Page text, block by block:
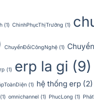
(1) ChinhPhụcThịTrường (1)
ChuyểnĐổiCôngNghệ (1)
(1) erp la gi (9)
(1) hệ thống erp (2)
(1) omnichannel (1) PhucLong (1)